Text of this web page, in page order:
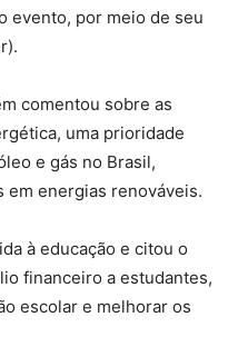
evento, por meio de seu
comentou sobre as
uma prioridade
e gás no Brasil,
em energias renováveis.
à educação e citou o
financeiro a estudantes,
escolar e melhorar os